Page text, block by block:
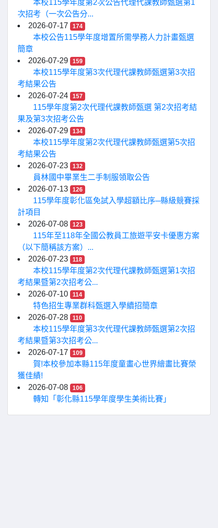
本校115學年度第2次公告代理代課教師甄選第1
次招考（一次公告分...
2026-07-17
174
本校公告115學年度增置所需學務人力計畫甄選
簡章
2026-07-29
159
本校115學年度第3次代理代課教師甄選第3次招
考結果公告
2026-07-24
157
115學年度第2次代理代課教師甄選 第2次招考結
果及第3次招考公告
2026-07-29
134
本校115學年度第2次代理代課教師甄選第5次招
考結果公告
2026-07-23
132
員林國中畢業生二手制服領取公告
2026-07-13
126
115學年度彰化區免試入學超額比序─縣級競賽採
計項目
2026-07-08
123
115年至118年全國公教員工旅遊平安卡優惠方案
（以下簡稱該方案）...
2026-07-23
118
本校115學年度第2次代理代課教師甄選第1次招
考結果暨第2次招考公...
2026-07-10
114
特色招生專業群科甄選入學續招簡章
2026-07-28
110
本校115學年度第3次代理代課教師甄選第2次招
考結果暨第3次招考公...
2026-07-17
109
賀!本校參加本縣115年度童畫心世界繪畫比賽榮
獲佳績!
2026-07-08
106
轉知「彰化縣115學年度學生美術比賽」